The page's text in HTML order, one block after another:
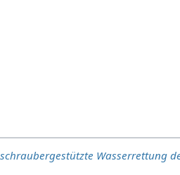
Wasserrettung